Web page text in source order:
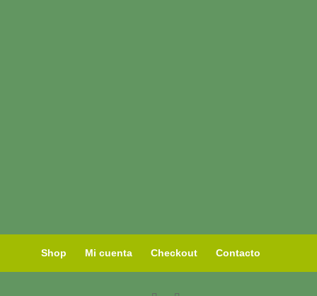
Shop Mi cuenta Checkout Contacto